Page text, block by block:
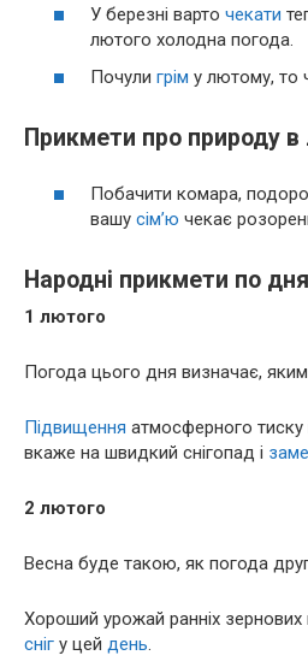
У березні варто чекати
лютого холодна погода.
Почули грім у лютому, то
Прикмети про природу
Побачити комара,
вашу сім’ю чекає
Народні прикмети по
1 лютого
Погода цього дня визначає,
Підвищення атмосферного тиску
вкаже на швидкий снігопад і
2 лютого
Весна буде такою, як погода
Хороший урожай ранніх
сніг у цей день.